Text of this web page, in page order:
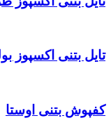
تایل بتنی اکسپوز
کفپوش بتنی اوستا